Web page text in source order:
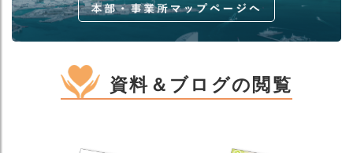
資料＆ブログの閲覧